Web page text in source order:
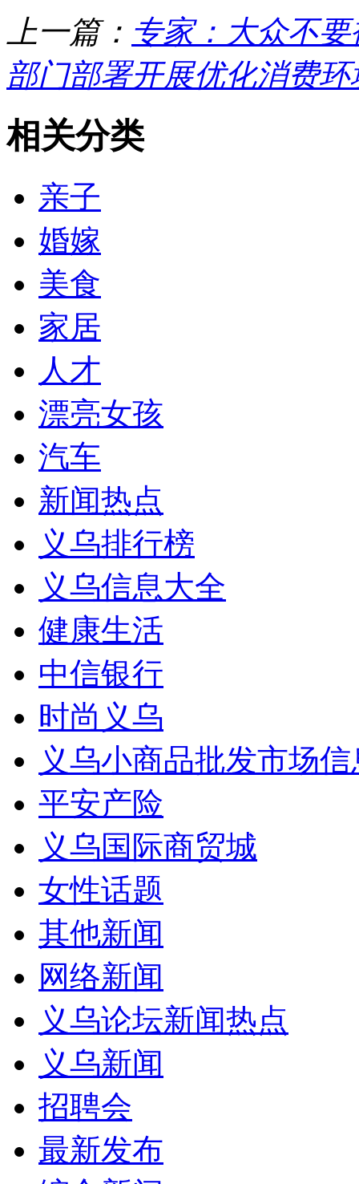
上一篇： 专家：大众不
部门部署开展优化消费
相关分类
亲子
婚嫁
美食
家居
人才
漂亮女孩
汽车
新闻热点
义乌排行榜
义乌信息大全
健康生活
中信银行
时尚义乌
义乌小商品批发市场
平安产险
义乌国际商贸城
女性话题
其他新闻
网络新闻
义乌论坛新闻热点
义乌新闻
招聘会
最新发布